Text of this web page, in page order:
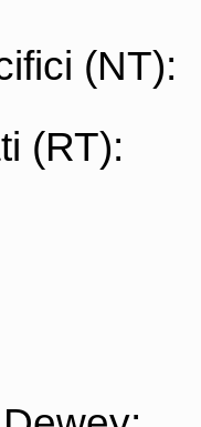
(NT):
(RT):